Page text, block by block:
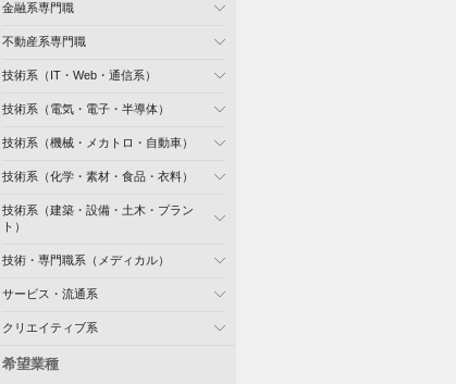
金融系専門職
不動産系専門職
技術系（IT・Web・通信系）
技術系（電気・電子・半導体）
技術系（機械・メカトロ・自動車）
技術系（化学・素材・食品・衣料）
技術系（建築・設備・土木・プラン
ト）
技術・専門職系（メディカル）
サービス・流通系
クリエイティブ系
希望業種